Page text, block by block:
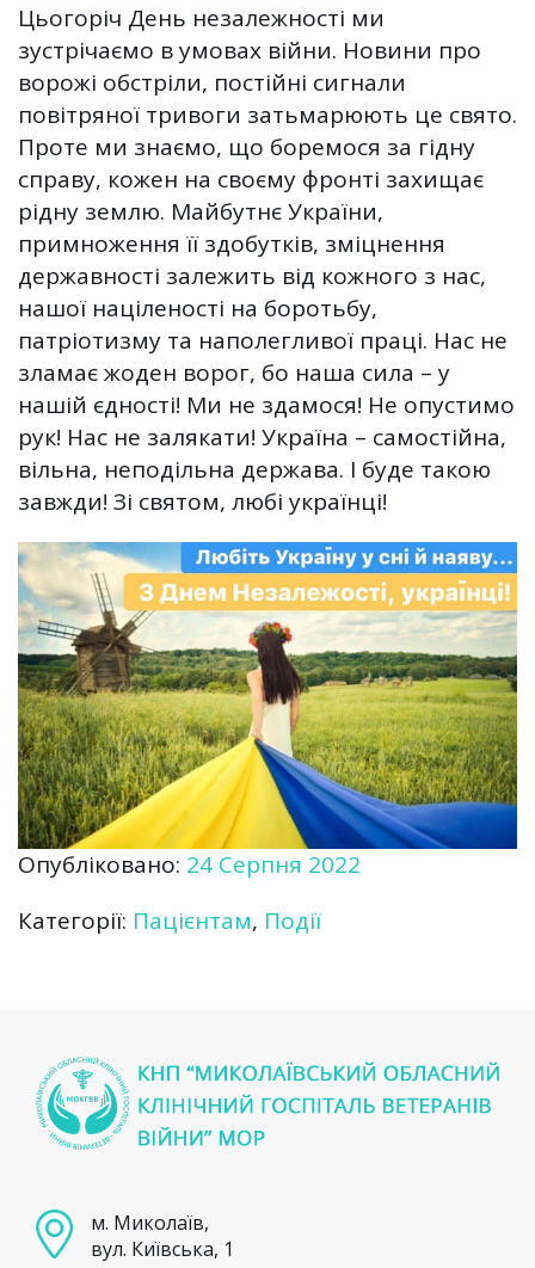
Цьогоріч День незалежності ми
зустрічаємо в умовах війни. Новини про
ворожі обстріли, постійні сигнали
повітряної тривоги затьмарюють це свято.
Проте ми знаємо, що боремося за гідну
справу, кожен на своєму фронті захищає
рідну землю. Майбутнє України,
примноження її здобутків, зміцнення
державності залежить від кожного з нас,
нашої націленості на боротьбу,
патріотизму та наполегливої праці. Нас не
зламає жоден ворог, бо наша сила – у
нашій єдності! Ми не здамося! Не опустимо
рук! Нас не залякати! Україна – самостійна,
вільна, неподільна держава. І буде такою
завжди! Зі святом, любі українці!
Опубліковано: 24 Серпня 2022
Категорії: Пацієнтам, Події
м. Миколаїв,
вул. Київська, 1